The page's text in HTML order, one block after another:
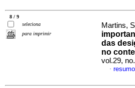
8 / 9
seleciona
para imprimir
Martins,
das
no
vol.29,
·